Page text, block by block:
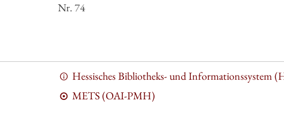
Nr. 74
Hessisches Bibliotheks- und Informationssystem
METS (OAI-PMH)